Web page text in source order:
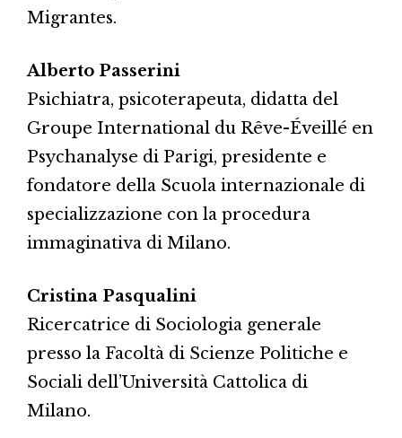
Migrantes.
Alberto Passerini
Psichiatra, psicoterapeuta, didatta del
Groupe International du Rêve-Éveillé en
Psychanalyse di Parigi, presidente e
fondatore della Scuola internazionale di
specializzazione con la procedura
immaginativa di Milano.
Cristina Pasqualini
Ricercatrice di Sociologia generale
presso la Facoltà di Scienze Politiche e
Sociali dell’Università Cattolica di
Milano.